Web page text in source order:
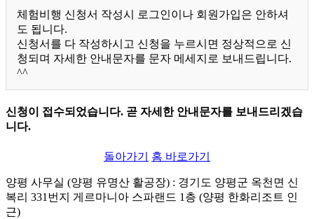
체험비행 신청서 작성시 로그인이나 회원가입은 안하셔
도 됩니다.
신청서를 다 작성하시고 신청을 누르시면 정상적으로 신
청되며 자세한 안내문자를 문자 메세지로 보내드립니다.
^^
신청이 접수되었습니다. 곧 자세한 안내문자를 보내드리겠습
니다.
돌아가기 홈 바로가기
양평 사무실 (양평 유명산 활공장) : 경기도 양평군 옥천면 신
복리 331번지 게르마니아 스파랜드 1층 (양평 한화리조트 인
근)